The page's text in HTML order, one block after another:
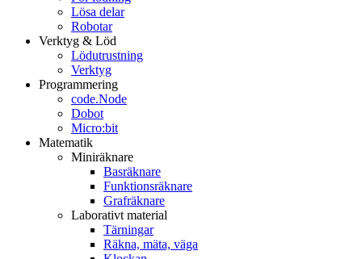
Lösa delar
Robotar
Verktyg & Löd
Lödutrustning
Verktyg
Programmering
code.Node
Dobot
Micro:bit
Matematik
Miniräknare
Basräknare
Funktionsräknare
Grafräknare
Laborativt material
Tärningar
Räkna, mäta, väga